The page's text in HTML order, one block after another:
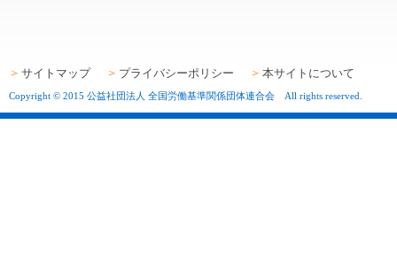
サイトマップ プライバシーポリシー 本サイトについて
Copyright © 2015 公益社団法人 全国労働基準関係団体連合会 All rights reserved.